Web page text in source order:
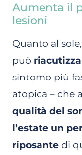
Aumenta il
lesioni
Quanto al
può
sintomo più
atopica – che
qualità del
l’estate un
riposante di